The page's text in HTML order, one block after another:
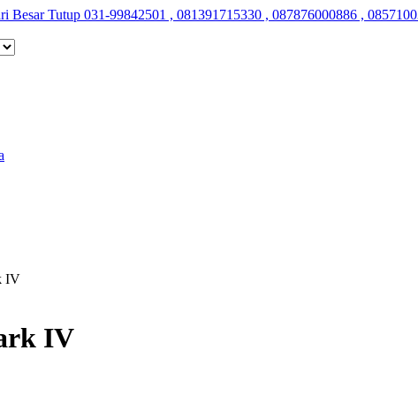
Besar Tutup 031-99842501 , 081391715330 , 087876000886 ,
IV
IV